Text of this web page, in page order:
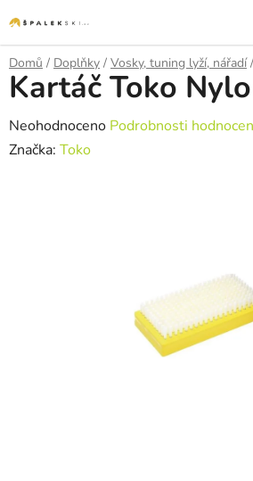
Domů / Doplňky / Vosky, tuning lyží, nářadí /
Kartáč Toko
Průměrné hodnocení produktu je 0,0 z
Neohodnoceno Podrobnosti
Značka: Toko